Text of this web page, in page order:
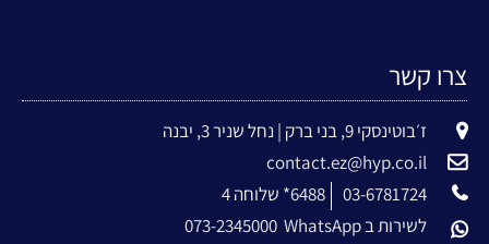
צרו קשר
ז׳בוטינסקי 9, בני ברק | נחל שניר 3, יבנה
contact.ez@hyp.co.il
03-6781724
6488* שלוחה 4
לשירות ב WhatsApp
073-2345000